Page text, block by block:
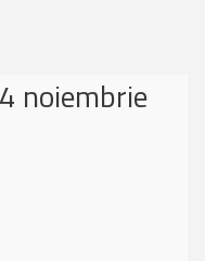
noiembrie